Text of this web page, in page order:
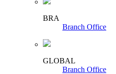
BRA
Branch Office
GLOBAL
Branch Office